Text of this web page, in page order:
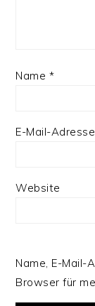
Name *
E-Mail-Adresse
Website
Name, E-Mail-
Browser für